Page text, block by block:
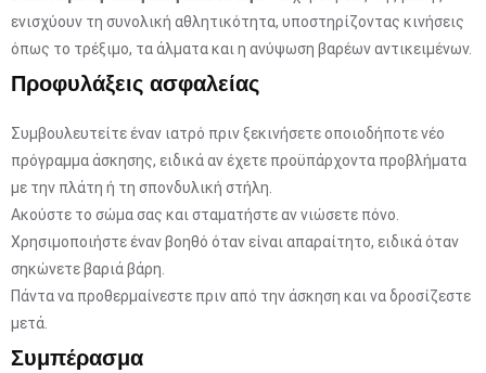
ενισχύουν τη συνολική αθλητικότητα, υποστηρίζοντας κινήσεις
όπως το τρέξιμο, τα άλματα και η ανύψωση βαρέων αντικειμένων.
Προφυλάξεις ασφαλείας
Συμβουλευτείτε έναν ιατρό πριν ξεκινήσετε οποιοδήποτε νέο
πρόγραμμα άσκησης, ειδικά αν έχετε προϋπάρχοντα προβλήματα
με την πλάτη ή τη σπονδυλική στήλη.
Ακούστε το σώμα σας και σταματήστε αν νιώσετε πόνο.
Χρησιμοποιήστε έναν βοηθό όταν είναι απαραίτητο, ειδικά όταν
σηκώνετε βαριά βάρη.
Πάντα να προθερμαίνεστε πριν από την άσκηση και να δροσίζεστε
μετά.
Συμπέρασμα